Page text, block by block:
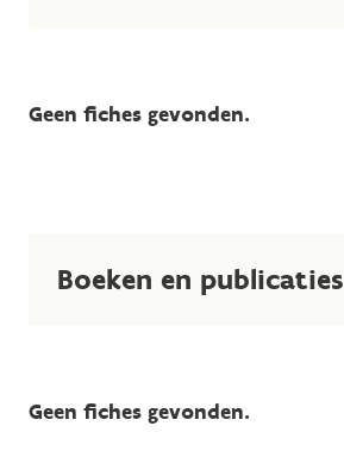
Geen fiches gevonden.
Boeken en publicaties
Geen fiches gevonden.